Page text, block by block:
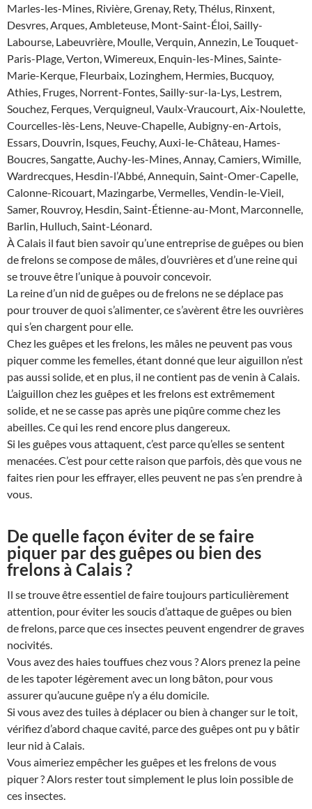
Marles-les-Mines, Rivière, Grenay, Rety, Thélus, Rinxent,
Desvres, Arques, Ambleteuse, Mont-Saint-Éloi, Sailly-
Labourse, Labeuvrière, Moulle, Verquin, Annezin, Le Touquet-
Paris-Plage, Verton, Wimereux, Enquin-les-Mines, Sainte-
Marie-Kerque, Fleurbaix, Lozinghem, Hermies, Bucquoy,
Athies, Fruges, Norrent-Fontes, Sailly-sur-la-Lys, Lestrem,
Souchez, Ferques, Verquigneul, Vaulx-Vraucourt, Aix-Noulette,
Courcelles-lès-Lens, Neuve-Chapelle, Aubigny-en-Artois,
Essars, Douvrin, Isques, Feuchy, Auxi-le-Château, Hames-
Boucres, Sangatte, Auchy-les-Mines, Annay, Camiers, Wimille,
Wardrecques, Hesdin-l’Abbé, Annequin, Saint-Omer-Capelle,
Calonne-Ricouart, Mazingarbe, Vermelles, Vendin-le-Vieil,
Samer, Rouvroy, Hesdin, Saint-Étienne-au-Mont, Marconnelle,
Barlin, Hulluch, Saint-Léonard.
À Calais il faut bien savoir qu’une entreprise de guêpes ou bien
de frelons se compose de mâles, d’ouvrières et d’une reine qui
se trouve être l’unique à pouvoir concevoir.
La reine d’un nid de guêpes ou de frelons ne se déplace pas
pour trouver de quoi s’alimenter, ce s’avèrent être les ouvrières
qui s’en chargent pour elle.
Chez les guêpes et les frelons, les mâles ne peuvent pas vous
piquer comme les femelles, étant donné que leur aiguillon n’est
pas aussi solide, et en plus, il ne contient pas de venin à Calais.
L’aiguillon chez les guêpes et les frelons est extrêmement
solide, et ne se casse pas après une piqûre comme chez les
abeilles. Ce qui les rend encore plus dangereux.
Si les guêpes vous attaquent, c’est parce qu’elles se sentent
menacées. C’est pour cette raison que parfois, dès que vous ne
faites rien pour les effrayer, elles peuvent ne pas s’en prendre à
vous.
De quelle façon éviter de se faire
piquer par des guêpes ou bien des
frelons à Calais ?
Il se trouve être essentiel de faire toujours particulièrement
attention, pour éviter les soucis d’attaque de guêpes ou bien
de frelons, parce que ces insectes peuvent engendrer de graves
nocivités.
Vous avez des haies touffues chez vous ? Alors prenez la peine
de les tapoter légèrement avec un long bâton, pour vous
assurer qu’aucune guêpe n’y a élu domicile.
Si vous avez des tuiles à déplacer ou bien à changer sur le toit,
vérifiez d’abord chaque cavité, parce des guêpes ont pu y bâtir
leur nid à Calais.
Vous aimeriez empêcher les guêpes et les frelons de vous
piquer ? Alors rester tout simplement le plus loin possible de
ces insectes.